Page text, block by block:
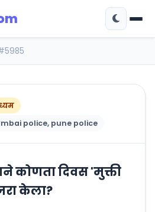
police, pune police
कोणता दिवस 'मुक्ती
केला?